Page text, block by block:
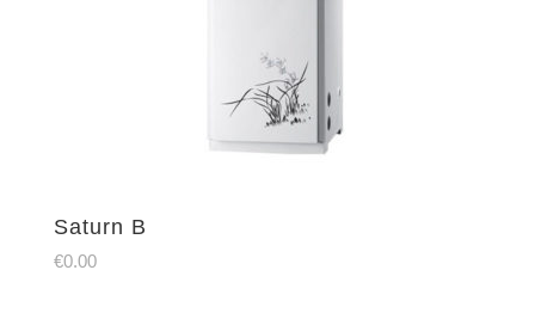
Saturn B
€0.00